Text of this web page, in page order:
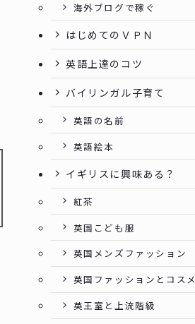
海外ブログで稼ぐ
はじめてのＶＰＮ
英語上達のコツ
バイリンガル子育て
英語の名前
英語絵本
イギリスに興味ある？
紅茶
英国こども服
英国メンズファッション
英国ファッションとコスメ
英王室と上流階級